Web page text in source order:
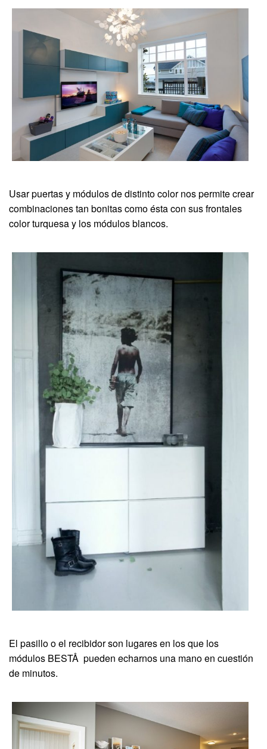
Usar puertas y módulos de distinto color nos permite crear
combinaciones tan bonitas como ésta con sus frontales
color turquesa y los módulos blancos.
El pasillo o el recibidor son lugares en los que los
módulos BESTÅ pueden echarnos una mano en cuestión
de minutos.